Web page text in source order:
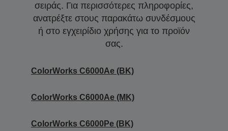
σειράς. Για περισσότερες πληροφορίες,
ανατρέξτε στους παρακάτω συνδέσμους
ή στο εγχειρίδιο χρήσης για το προϊόν
σας.
ColorWorks C6000Ae (BK)
ColorWorks C6000Ae (MK)
ColorWorks C6000Pe (BK)